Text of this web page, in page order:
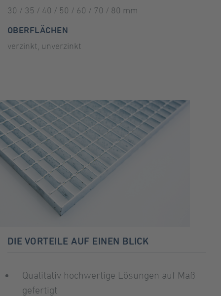
30 / 35 / 40 / 50 / 60 / 70 / 80 mm
OBERFLÄCHEN
verzinkt, unverzinkt
DIE VORTEILE AUF EINEN BLICK
Qualitativ hochwertige Lösungen auf Maß
gefertigt